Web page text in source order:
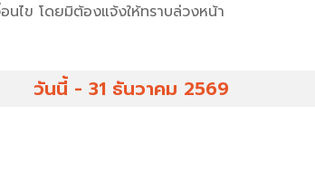
นไข โดยมิต้องแจ้งให้ทราบล่วงหน้า
วันนี้ - 31 ธันวาคม 2569